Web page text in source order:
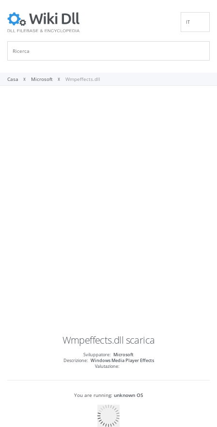
IT
Casa Microsoft Wmpeffects.dll
Wmpeffects.dll scarica
Sviluppatore: Microsoft
Descrizione: Windows Media Player Effects
Valutazione:
You are running: unknown OS